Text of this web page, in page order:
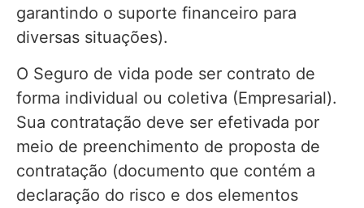
garantindo o suporte financeiro para
diversas situações).
O Seguro de vida pode ser contrato de
forma individual ou coletiva (Empresarial).
Sua contratação deve ser efetivada por
meio de preenchimento de proposta de
contratação (documento que contém a
declaração do risco e dos elementos